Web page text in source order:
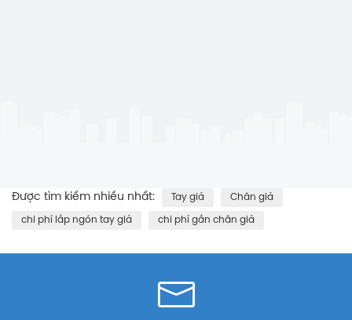
Được tìm kiếm nhiều nhất: Tay giả Chân giả
chi phí lắp ngón tay giả chi phí gắn chân giả